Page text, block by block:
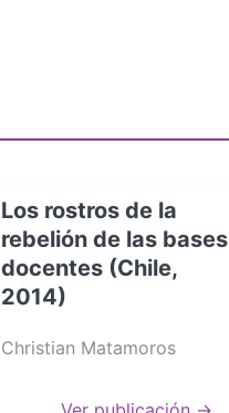
Los rostros de la
rebelión de las bases
docentes (Chile,
2014)
Christian Matamoros